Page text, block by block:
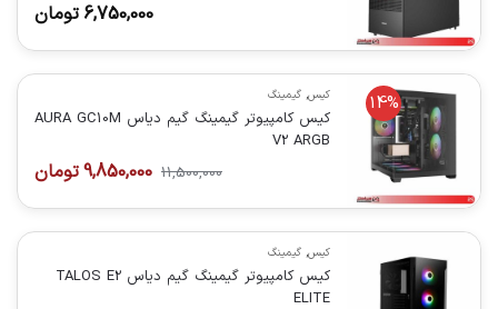
6,750,000 تومان
14% کیس, گیمینگ
کیس کامپیوتر گیمینگ گیم دیاس AURA GC10M
V2 ARGB
11,500,000
9,850,000تومان
کیس, گیمینگ
کیس کامپیوتر گیمینگ گیم دیاس TALOS E2
ELITE